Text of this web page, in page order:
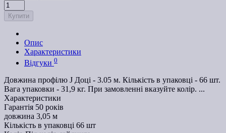
Купити
Опис
Характеристики
Відгуки 0
Довжина профілю J Доці - 3.05 м. Кількість в упаковці - 66 шт.
Вага упаковки - 31,9 кг. При замовленні вказуйте колір. ...
Характеристики
Гарантія 50 років
довжина 3,05 м
Кількість в упаковці 66 шт